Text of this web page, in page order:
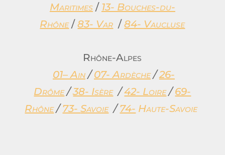
Maritimes/ 13- Bouches-du-
Rhône /83- Var /84- Vaucluse
Rhône-Alpes
01– Ain/07- Ardèche /26-
Drôme/38- Isère/42- Loire/69-
Rhône/73-Savoie /74- Haute-Savoie